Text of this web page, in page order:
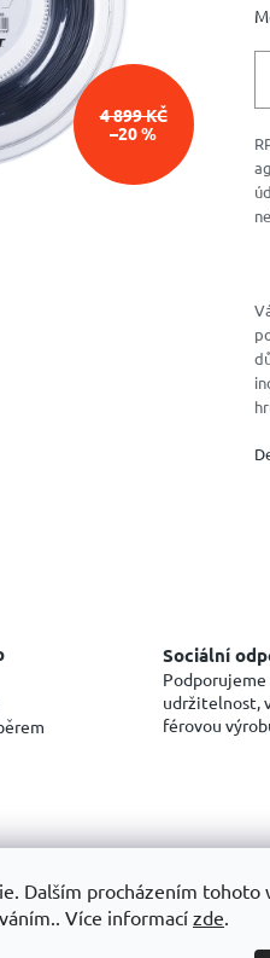
Dalším procházením tohoto
Více informacízde
4 899 KČ
–20 %
Sociální
udržitelnost,
férovou